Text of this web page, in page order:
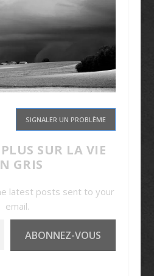
SIGNALER UN PROBLÈME
SUR LA VIE
GRIS
latest posts sent to your
email.
ABONNEZ-VOUS